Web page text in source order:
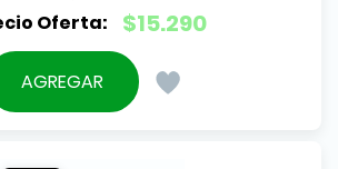
El
precio
original
$15.290
El
precio
actual
AGREGAR